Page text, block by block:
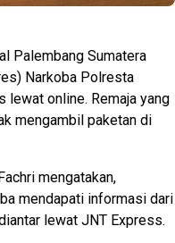
Palembang Sumatera
Narkoba Polresta
lewat online. Remaja yang
mengambil paketan di
mengatakan,
mendapati informasi dari
lewat JNT Express.